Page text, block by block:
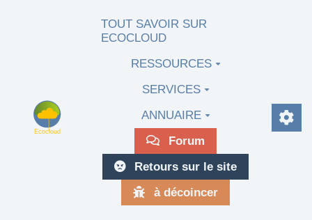
Aller au contenu principal
TOUT SAVOIR SUR
ECOCLOUD
RESSOURCES
SERVICES
ANNUAIRE
Forum
Retours sur le site
à décoincer